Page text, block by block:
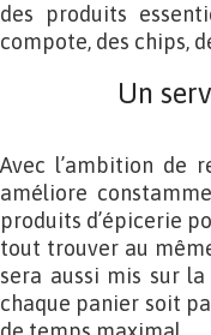
des produits
compote, des chips,
Un
Avec l’ambition de
améliore
produits d’épicerie
tout trouver au
sera aussi mis sur
chaque panier soit